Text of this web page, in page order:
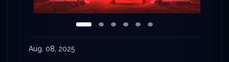
Aug. 08, 2025